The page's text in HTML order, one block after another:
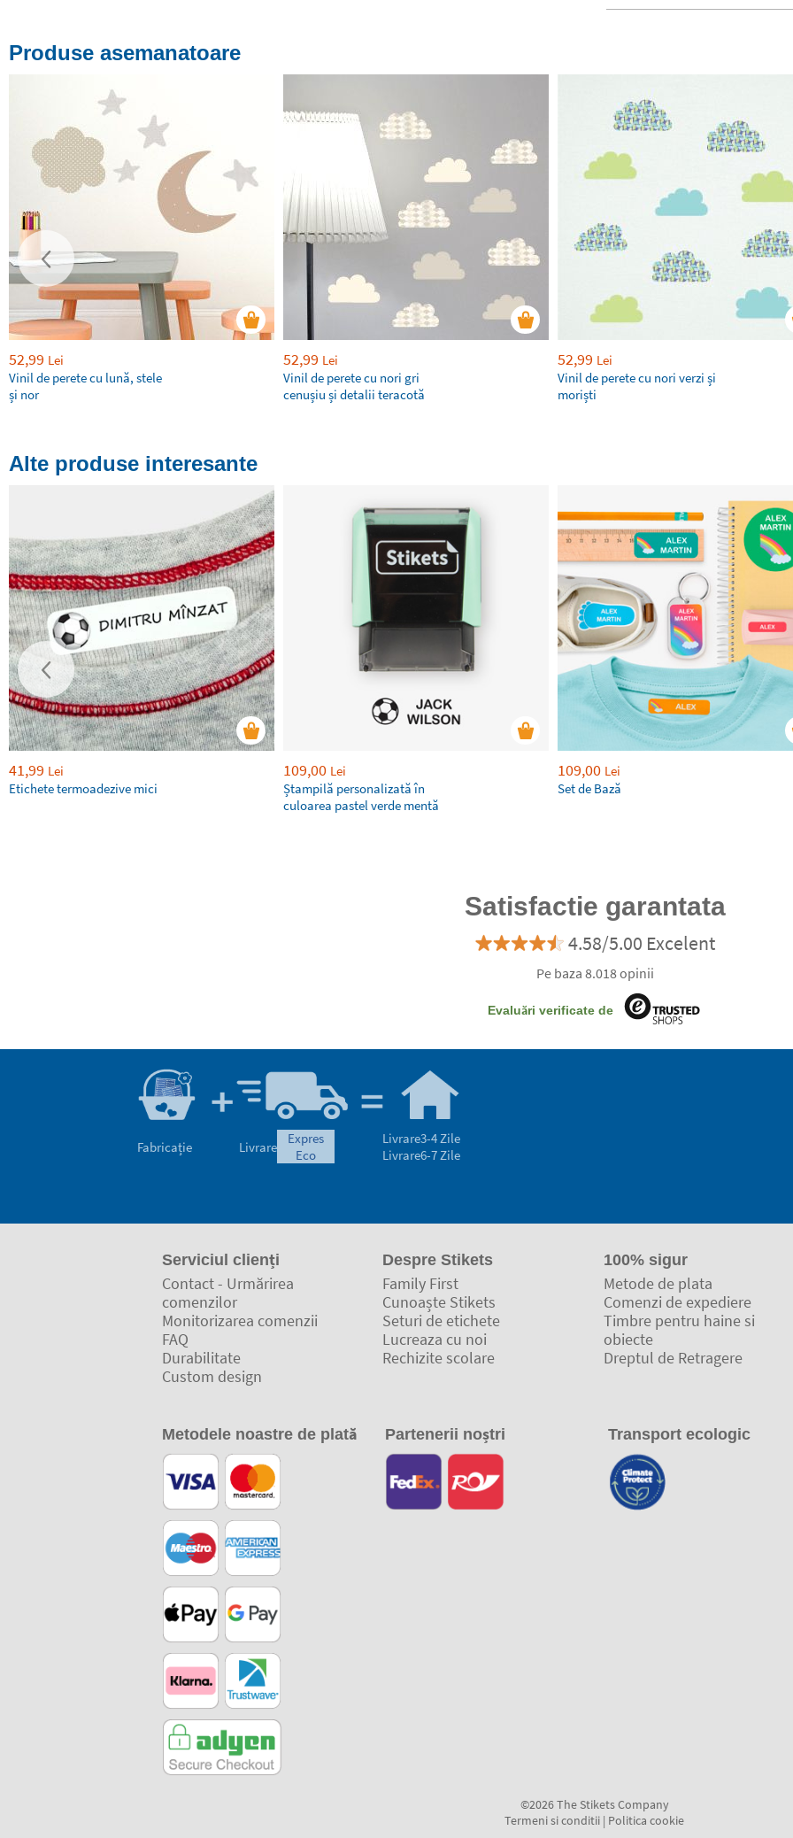
Produse asemanatoare
52,99 Lei
Vinil de perete cu lună, stele
și nor
52,99 Lei
Vinil de perete cu nori gri
cenușiu și detalii teracotă
52,99 Lei
Vinil de perete cu nori verzi și
moriști
Alte produse interesante
41,99 Lei
Etichete termoadezive mici
109,00 Lei
Ștampilă personalizată în
culoarea pastel verde mentă
109,00 Lei
Set de Bază
Satisfactie garantata
4.58/5.00 Excelent
Pe baza 8.018 opinii
Evaluări verificate de
Fabricație Livrare
expres
eco
Livrare3-4 Zile
Livrare6-7 Zile
Serviciul clienți
Contact - Urmărirea
comenzilor
Monitorizarea comenzii
FAQ
Durabilitate
Custom design
Despre Stikets
Family First
Cunoaște Stikets
Seturi de etichete
Lucreaza cu noi
Rechizite scolare
100% sigur
Metode de plata
Comenzi de expediere
Timbre pentru haine si
obiecte
Dreptul de Retragere
Metodele noastre de plată Partenerii noștri Transport ecologic
©2026 The Stikets Company
Termeni si conditii | Politica cookie